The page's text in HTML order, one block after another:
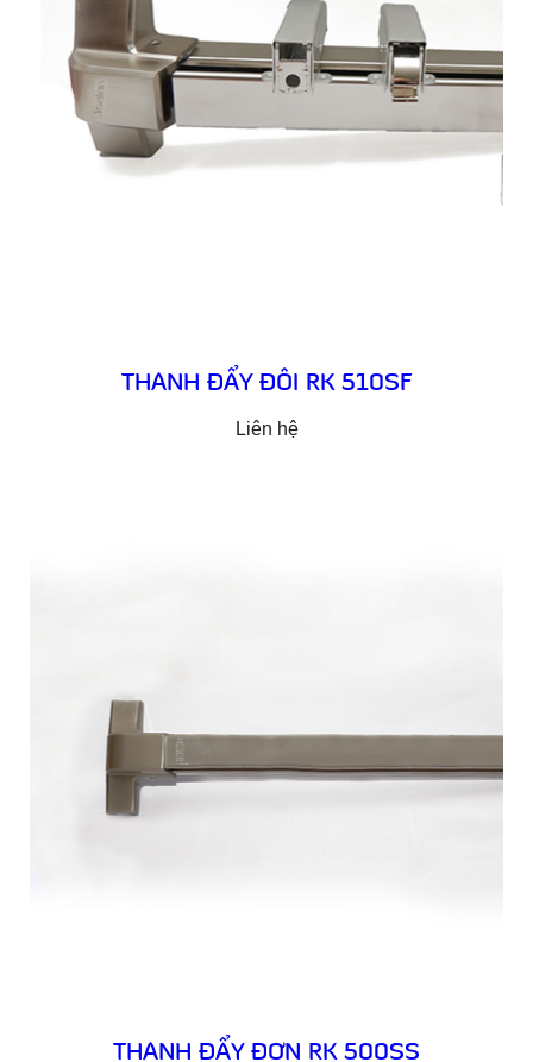
THANH ĐẨY ĐÔI RK 510SF
Liên hệ
THANH ĐẨY ĐƠN RK 500SS